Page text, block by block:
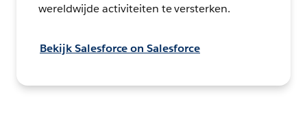
wereldwijde activiteiten te versterken.
Bekijk Salesforce on Salesforce